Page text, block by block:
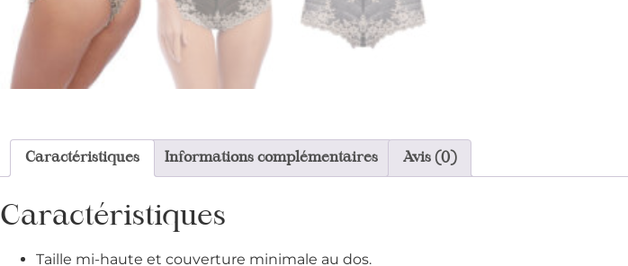
Caractéristiques Informations complémentaires Avis (0)
Caractéristiques
Taille mi-haute et couverture minimale au dos.